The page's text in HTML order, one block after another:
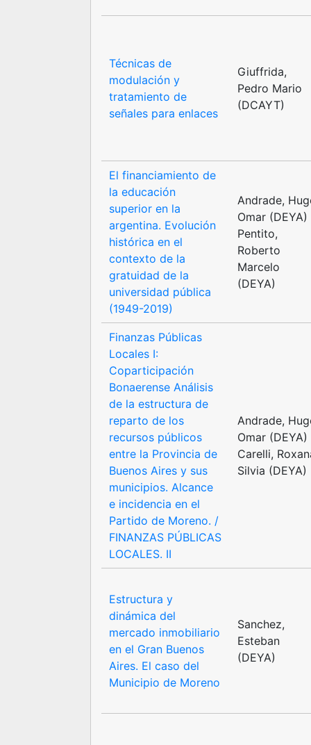
Técnicas de
modulación y
tratamiento de
señales para enlaces
Giuffrida,
Pedro Mario
(DCAYT)
El financiamiento de
la educación
superior en la
argentina. Evolución
histórica en el
contexto de la
gratuidad de la
universidad pública
(1949-2019)
Andrade,
Omar (DEYA)
Pentito,
Roberto
Marcelo
(DEYA)
Finanzas Públicas
Locales I:
Coparticipación
Bonaerense Análisis
de la estructura de
reparto de los
recursos públicos
entre la Provincia de
Buenos Aires y sus
municipios. Alcance
e incidencia en el
Partido de Moreno. /
FINANZAS PÚBLICAS
LOCALES. II
Andrade,
Omar (DEYA)
Carelli,
Silvia (DEYA)
Estructura y
dinámica del
mercado inmobiliario
en el Gran Buenos
Aires. El caso del
Municipio de Moreno
Sanchez,
Esteban
(DEYA)